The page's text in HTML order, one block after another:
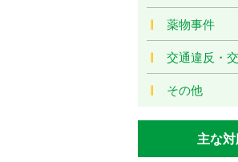
薬物事件
交通違反・
その他
主な